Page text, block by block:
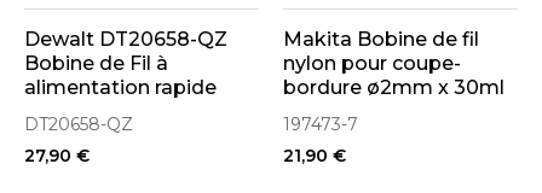
Dewalt DT20658-QZ
Bobine de Fil à
alimentation rapide
pour coupe-bordure
DT20658-QZ
27,90 €
Makita Bobine de fil
nylon pour coupe-
bordure ø2mm x 30ml
(197473-7)
197473-7
21,90 €